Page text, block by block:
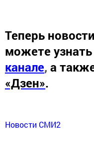
Теперь
можете
канале, а
«Дзен».
Новости СМИ2